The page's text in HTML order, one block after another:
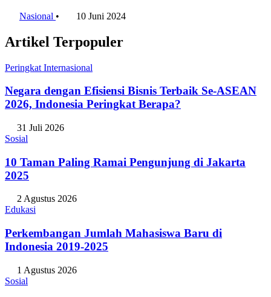
Nasional • 10 Juni 2024
Artikel Terpopuler
Peringkat Internasional
Negara dengan Efisiensi Bisnis Terbaik Se-ASEAN
2026, Indonesia Peringkat Berapa?
31 Juli 2026
Sosial
10 Taman Paling Ramai Pengunjung di Jakarta
2025
2 Agustus 2026
Edukasi
Perkembangan Jumlah Mahasiswa Baru di
Indonesia 2019-2025
1 Agustus 2026
Sosial